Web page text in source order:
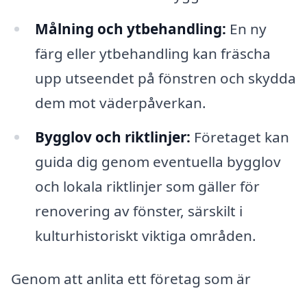
Målning och ytbehandling: En ny
färg eller ytbehandling kan fräscha
upp utseendet på fönstren och skydda
dem mot väderpåverkan.
Bygglov och riktlinjer: Företaget kan
guida dig genom eventuella bygglov
och lokala riktlinjer som gäller för
renovering av fönster, särskilt i
kulturhistoriskt viktiga områden.
Genom att anlita ett företag som är